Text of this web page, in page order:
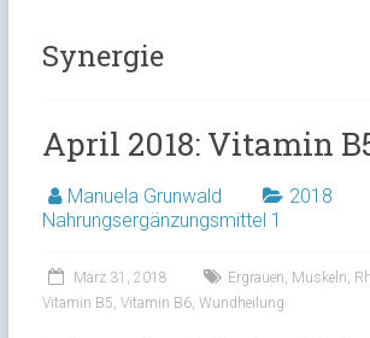
Synergie
April 2018: Vitamin
Manuela Grunwald
2018
Nahrungsergänzungsmittel 1
März 31, 2018 Ergrauen Muskeln
Vitamin B5 Vitamin B6, Wundheilung